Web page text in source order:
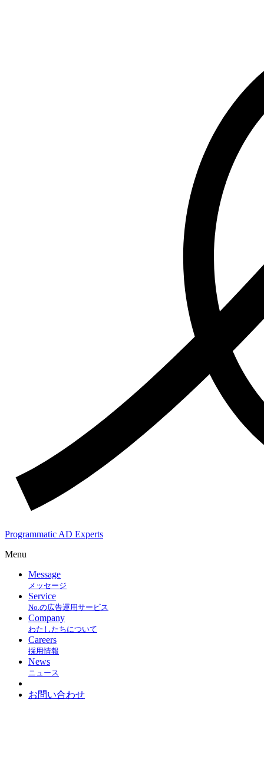
Programmatic AD Experts
Menu
Message
メッセージ
Service
No.の広告運用サービス
Company
わたしたちについて
Careers
採用情報
News
ニュース
お問い合わせ